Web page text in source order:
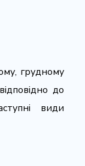
грудному
до
види